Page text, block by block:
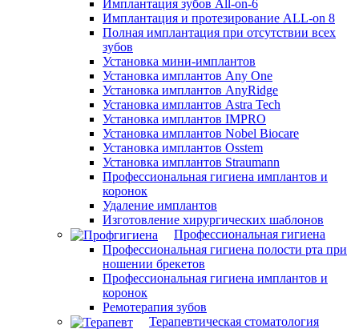
Имплантация зубов All-on-6
Имплантация и протезирование ALL-on 8
Полная имплантация при отсутствии всех
зубов
Установка мини-имплантов
Установка имплантов Any One
Установка имплантов AnyRidge
Установка имплантов Astra Tech
Установка имплантов IMPRO
Установка имплантов Nobel Biocare
Установка имплантов Osstem
Установка имплантов Straumann
Профессиональная гигиена имплантов и
коронок
Удаление имплантов
Изготовление хирургических шаблонов
Профессиональная гигиена
Профессиональная гигиена полости рта при
ношении брекетов
Профессиональная гигиена имплантов и
коронок
Ремотерапия зубов
Терапевтическая стоматология